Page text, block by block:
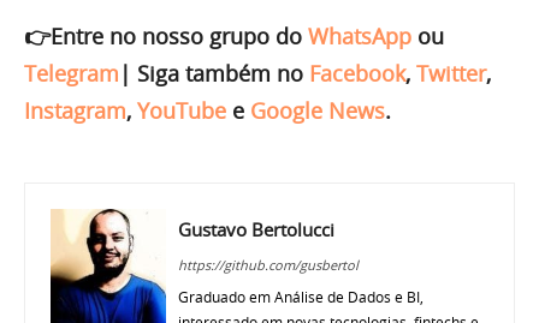
👉Entre no nosso grupo do WhatsApp ou
Telegram | Siga também no Facebook, Twitter,
Instagram, YouTube e Google News.
Gustavo Bertolucci
https://github.com/gusbertol
Graduado em Análise de Dados e BI,